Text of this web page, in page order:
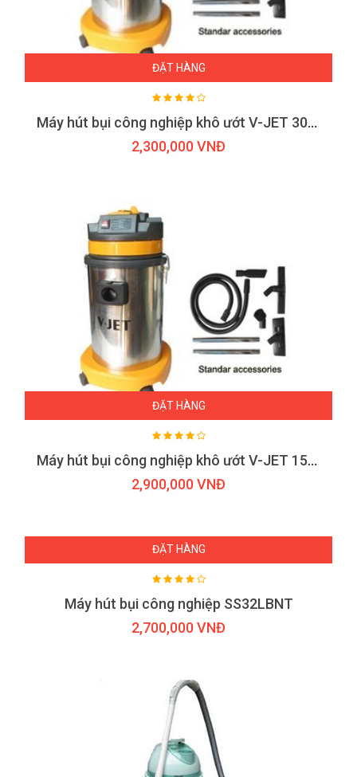
ĐẶT HÀNG
Máy hút bụi công nghiệp khô ướt V-JET 30S-1
2,300,000 VNĐ
ĐẶT HÀNG
Máy hút bụi công nghiệp khô ướt V-JET 15S-1
2,900,000 VNĐ
ĐẶT HÀNG
Máy hút bụi công nghiệp SS32LBNT
2,700,000 VNĐ